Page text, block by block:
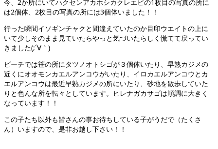
今、2か所にいてハクセンアカホシカクレエビの1枚目の写真の所に
は2個体、2枚目の写真の所には3個体いました！！
行った瞬間イソギンチャクと間違えていたのか目印ウエイトの上に
いて少しそのまま見ていたらやっと気づいたらしく慌てて戻ってい
きました(;´∀｀)
ビーチでは笹の所にタツノオトシゴが３個体いたり、早熟カジメの
近くにオオモンカエルアンコウがいたり、イロカエルアンコウとカ
エルアンコウは最近早熟カジメの所にいたり、砂地を散歩していた
りと色んな所を転々としています。ヒレナガカサゴは順調に大きく
なっています！！
この子たち以外も皆さんの事お待ちしている子がうだで（たくさ
ん）いますので、是非お越し下さい！！